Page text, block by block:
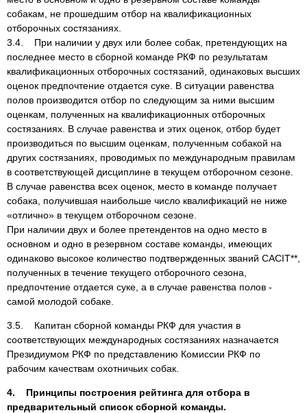
собакам, не прошедшим отбор на квалификационных
отборочных состязаниях.
3.4. При наличии у двух или более собак, претендующих на
последнее место в сборной команде РКФ по результатам
квалификационных отборочных состязаний, одинаковых высших
оценок предпочтение отдается суке. В ситуации равенства
полов производится отбор по следующим за ними высшим
оценкам, полученных на квалификационных отборочных
состязаниях. В случае равенства и этих оценок, отбор будет
производиться по высшим оценкам, полученным собакой на
других состязаниях, проводимых по международным правилам
в соответствующей дисциплине в текущем отборочном сезоне.
В случае равенства всех оценок, место в команде получает
собака, получившая наибольше число квалификаций не ниже
«отлично» в текущем отборочном сезоне.
При наличии двух и более претендентов на одно место в
основном и одно в резервном составе команды, имеющих
одинаково высокое количество подтвержденных званий CACIT**,
полученных в течение текущего отборочного сезона,
предпочтение отдается суке, а в случае равенства полов -
самой молодой собаке.
3.5. Капитан сборной команды РКФ для участия в
соответствующих международных состязаниях назначается
Президиумом РКФ по представлению Комиссии РКФ по
рабочим качествам охотничьих собак.
4. Принципы построения рейтинга для отбора в
предварительный список сборной команды.